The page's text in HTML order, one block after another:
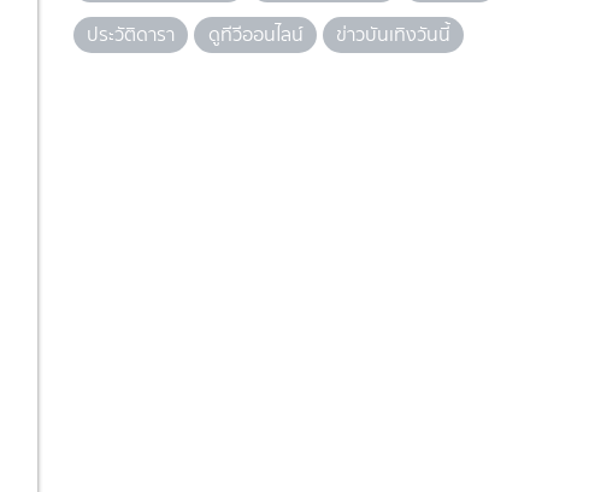
ประวัติดารา
ดูทีวีออนไลน์ ข่าวบันเทิงวันนี้